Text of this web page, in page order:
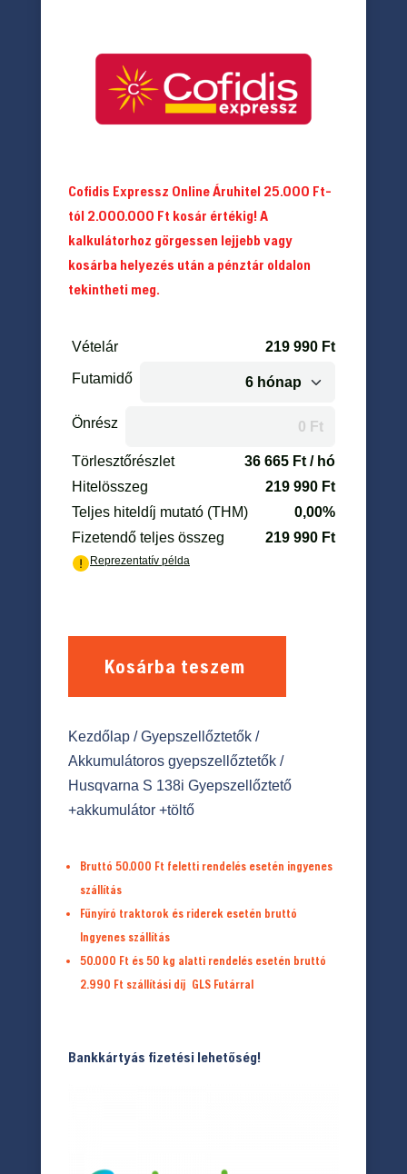
Cofidis Expressz Online Áruhitel 25.000 Ft-
tól 2.000.000 Ft kosár értékig! A
kalkulátorhoz görgessen lejjebb vagy
kosárba helyezés után a pénztár oldalon
tekintheti meg.
Kosárba teszem
Kezdőlap/Gyepszellőztetők/
Akkumulátoros gyepszellőztetők/
Husqvarna S 138i Gyepszellőztető
+akkumulátor +töltő
Bruttó 50.000 Ft feletti rendelés esetén ingyenes
szállítás
Fűnyíró traktorok és riderek esetén bruttó
Ingyenes szállítás
50.000 Ft és 50 kg alatti rendelés esetén bruttó
2.990 Ft szállítási díj GLS Futárral
Bankkártyás fizetési lehetőség!